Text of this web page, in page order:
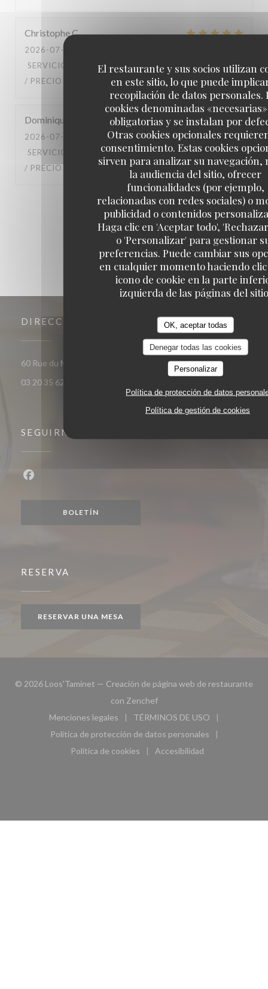
El restaurante y sus socios utilizan
en este sitio, lo que puede
recopilación de datos personales.
cookies denominadas
obligatorias y se instalan por
Otras cookies opcionales
consentimiento. Estas cookies
sirven para analizar su navegación,
la audiencia del sitio, ofrecer
funcionalidades (por ejemplo,
relacionadas con redes sociales) o
publicidad o contenidos
Haga clic en 'Aceptar todo',
o 'Personalizar' para gestionar
preferencias. Puede cambiar sus
en cualquier momento haciendo
icono de cookie en la parte
izquierda de las páginas del
OK, aceptar todas
Denegar todas las cookies
Personalizar
Política de protección de datos
Política de gestión de cookies
ChristopheC
2026-07-10
SERVICIO
AMBIENTE: 4/5 MENÚ: 5 /5 CALIDAD
/ PRECIO
Dominique
2026-07-04
- 13:00 - INVITADOS 3
SERVICIO
AMBIENTE: 4/5 MENÚ: 4/5 CALIDAD
/ PRECIO
1 2 3
DIRECCIÓN
60 Rue du Marechal Foch 59120 Loos
((abre en una nueva
03 20 35 62 81
SEGUIRNOS
BOLETÍN
RESERVA
RESERVAR UNA MESA
© 2026 Loos'Taminet — Creación de página web de restaurante
con Zenchef((abre en una nueva ventana))
Menciones legales
((abre en una nueva ventana))
TÉRMINOS DE USO
((abre en una nueva
Política de protección de datos personales
((abre en una nueva ventana))
Política de cookies
((abre en una nueva ventana))
Accesibilidad